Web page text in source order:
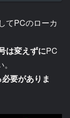
てPCのローカ
は変えずにPC
要がありま